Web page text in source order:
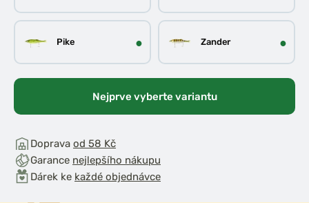
Pike ● Zander ●
Nejprve vyberte variantu
Doprava od 58 Kč
Garance nejlepšího nákupu
Dárek ke každé objednávce